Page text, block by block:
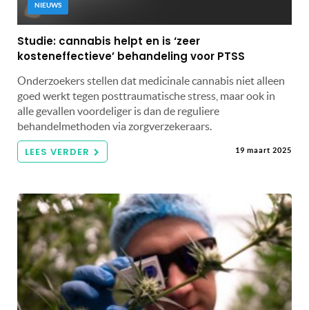
NIEUWS
Studie: cannabis helpt en is ‘zeer
kosteneffectieve’ behandeling voor PTSS
Onderzoekers stellen dat medicinale cannabis niet alleen
goed werkt tegen posttraumatische stress, maar ook in
alle gevallen voordeliger is dan de reguliere
behandelmethoden via zorgverzekeraars.
LEES VERDER 19 maart 2025